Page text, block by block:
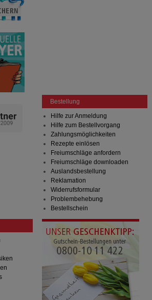
Bestellung
Hilfe zur Anmeldung
Hilfe zum Bestellvorgang
Zahlungsmöglichkeiten
Rezepte einlösen
Freiumschläge anfordern
Freiumschläge downloaden
Auslandsbestellung
Reklamation
Widerrufsformular
Problembehebung
Bestellschein